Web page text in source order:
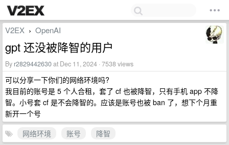
V2EX › OpenAI
gpt 还没被降智的用户
By r2829442630at Dec 11, 2024 · 7538 views
可以分享一下你们的网络环境吗?
我目前的账号是 5 个人合租，套了 cf 也被降智，只有手机 app 不降
智。小号套 cf 是不会降智的。应该是账号也被 ban 了，想下个月重
新开一个号
网络环境
账号
降智